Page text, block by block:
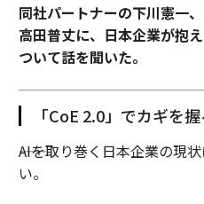
同社パートナーの下川憲一
高田普丈に、日本企業が抱
ついて話を聞いた。
「CoE 2.0」でカギを
――AIを取り巻く日本企業の現
い。